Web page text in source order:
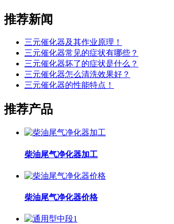
推荐新闻
三元催化器及其作业原理！
三元催化器常见的症状有哪些？
三元催化器坏了的症状是什么？
三元催化器怎么清洗效果好？
三元催化器的性能特点！
推荐产品
柴油尾气净化器加工
柴油尾气净化器价格